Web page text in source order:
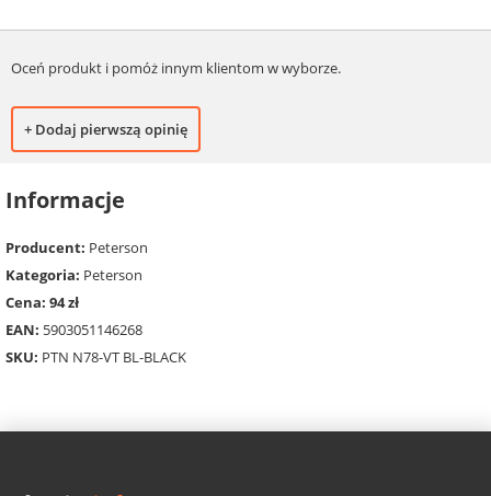
Oceń produkt i pomóż innym klientom w wyborze.
+ Dodaj pierwszą opinię
Informacje
Producent: Peterson
Kategoria: Peterson
Cena: 94 zł
EAN: 5903051146268
SKU: PTN N78-VT BL-BLACK